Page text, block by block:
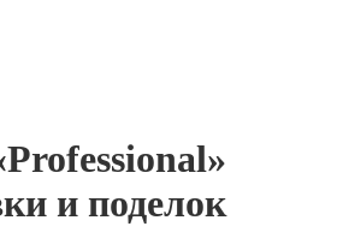
и поделок